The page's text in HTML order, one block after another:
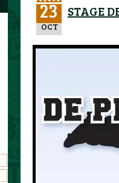
23
OCT
STAGE